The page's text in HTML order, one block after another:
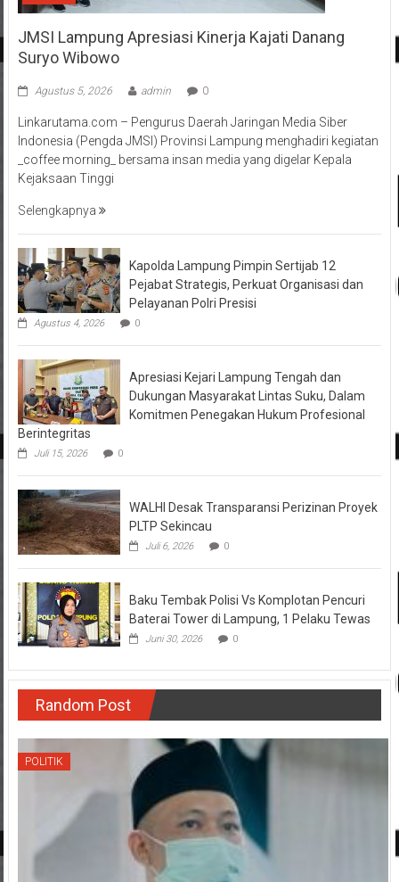
JMSI Lampung Apresiasi Kinerja Kajati Danang
Suryo Wibowo
Agustus 5, 2026 admin 0
Linkarutama.com – Pengurus Daerah Jaringan Media Siber
Indonesia (Pengda JMSI) Provinsi Lampung menghadiri kegiatan
_coffee morning_ bersama insan media yang digelar Kepala
Kejaksaan Tinggi
Selengkapnya
Kapolda Lampung Pimpin Sertijab 12
Pejabat Strategis, Perkuat Organisasi dan
Pelayanan Polri Presisi
Agustus 4, 2026 0
Apresiasi Kejari Lampung Tengah dan
Dukungan Masyarakat Lintas Suku, Dalam
Komitmen Penegakan Hukum Profesional
Berintegritas
Juli 15, 2026 0
WALHI Desak Transparansi Perizinan Proyek
PLTP Sekincau
Juli 6, 2026 0
Baku Tembak Polisi Vs Komplotan Pencuri
Baterai Tower di Lampung, 1 Pelaku Tewas
Juni 30, 2026 0
Random Post
POLITIK